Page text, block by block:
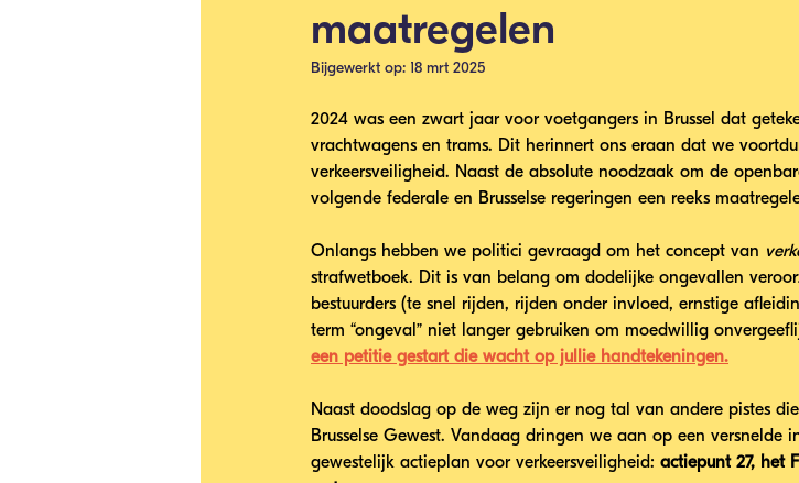
maatregelen
Bijgewerkt op: 18 mrt 2025
2024 was een zwart jaar voor voetgangers in Brussel dat
vrachtwagens en trams. Dit herinnert ons eraan dat we
verkeersveiligheid. Naast de absolute noodzaak om de
volgende federale en Brusselse regeringen een reeks
Onlangs hebben we politici gevraagd om het concept van
strafwetboek. Dit is van belang om dodelijke ongevallen
bestuurders (te snel rijden, rijden onder invloed, ernstige
term “ongeval” niet langer gebruiken om moedwillig
een petitie gestart die wacht op jullie handtekeningen.
Naast doodslag op de weg zijn er nog tal van andere pistes
Brusselse Gewest. Vandaag dringen we aan op een
gewestelijk actieplan voor verkeersveiligheid: actiepunt 27, het